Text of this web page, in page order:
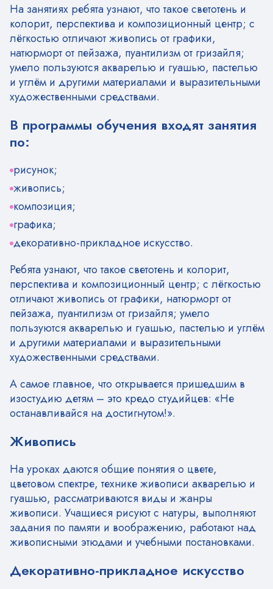
На занятиях ребята узнают, что такое светотень и
колорит, перспектива и композиционный центр; с
лёгкостью отличают живопись от графики,
натюрморт от пейзажа, пуантилизм от гризайля;
умело пользуются акварелью и гуашью, пастелью
и углём и другими материалами и выразительными
художественными средствами.
В программы обучения входят занятия
по:
рисунок;
живопись;
композиция;
графика;
декоративно-прикладное искусство.
Ребята узнают, что такое светотень и колорит,
перспектива и композиционный центр; с лёгкостью
отличают живопись от графики, натюрморт от
пейзажа, пуантилизм от гризайля; умело
пользуются акварелью и гуашью, пастелью и углём
и другими материалами и выразительными
художественными средствами.
А самое главное, что открывается пришедшим в
изостудию детям – это кредо студийцев: «Не
останавливайся на достигнутом!».
Живопись
На уроках даются общие понятия о цвете,
цветовом спектре, технике живописи акварелью и
гуашью, рассматриваются виды и жанры
живописи. Учащиеся рисуют с натуры, выполняют
задания по памяти и воображению, работают над
живописными этюдами и учебными постановками.
Декоративно-прикладное искусство